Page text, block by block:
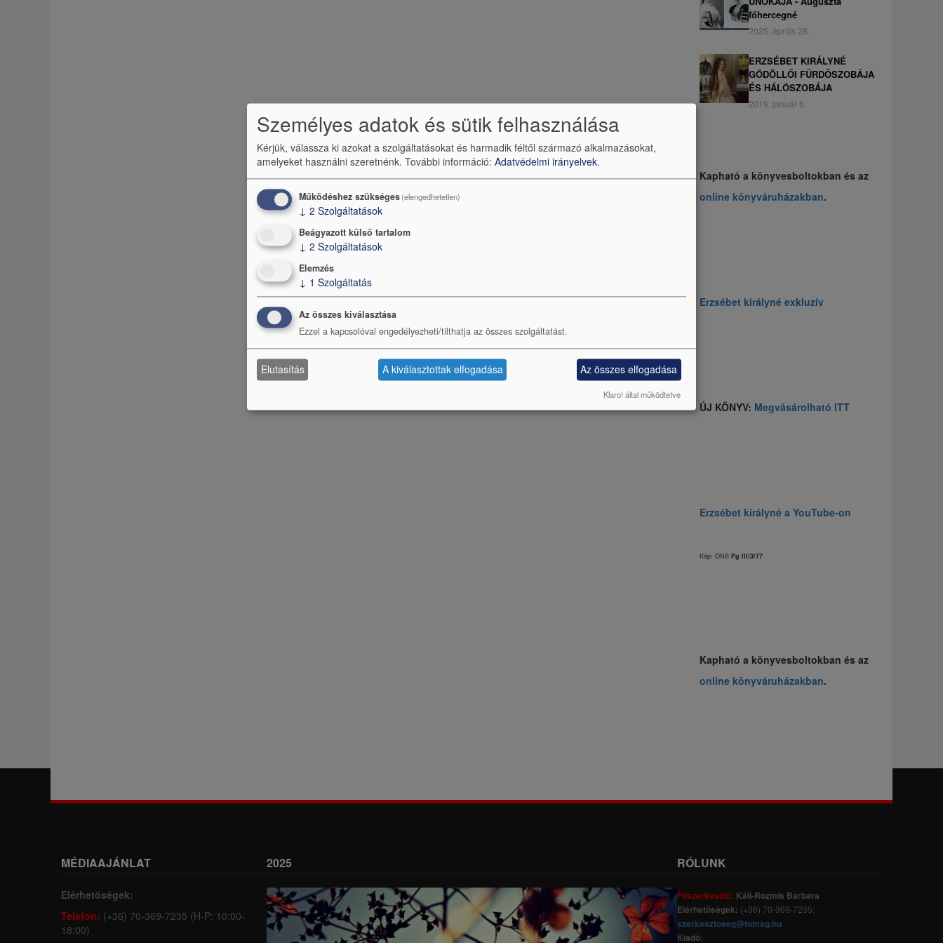
főhercegné
2025. április 28.
ERZSÉBET KIRÁLYNÉ
GÖDÖLLŐI FÜRDŐSZOBÁJA
ÉS HÁLÓSZOBÁJA
2019. január 6.
Kapható a könyvesboltokban és az
online könyváruházakban.
Erzsébet királyné exkluzív
ÚJ KÖNYV: Megvásárolható ITT
Erzsébet királyné a YouTube-on
Kép: ÖNB Pg III/3/77
Kapható a könyvesboltokban és az
online könyváruházakban.
MÉDIAAJÁNLAT
Elérhetőségek:
Telefon: (+36) 70-369-7235 (H-P: 10:00-
18:00)
2025 RÓLUNK
Főszerkesztő: Káli-Rozmis Barbara
Elérhetőségek: (+36) 70-369-7235;
szerkesztoseg@tumag.hu
Kiadó:
Személyes adatok és sütik felhasználása
Kérjük, válassza ki azokat a szolgáltatásokat és harmadik féltől származó alkalmazásokat,
amelyeket használni szeretnénk. További információ: Adatvédelmi irányelvek.
Működéshez szükséges(elengedhetetlen)
↓ 2 Szolgáltatások
Beágyazott külső tartalom
↓ 2 Szolgáltatások
Elemzés
↓ 1 Szolgáltatás
Az összes kiválasztása
Ezzel a kapcsolóval engedélyezheti/tilthatja az összes szolgáltatást.
Elutasítás A kiválasztottak elfogadása Az összes elfogadása
Klaro! által működtetve